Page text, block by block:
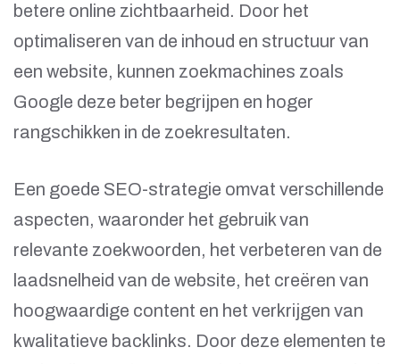
betere online zichtbaarheid. Door het
optimaliseren van de inhoud en structuur van
een website, kunnen zoekmachines zoals
Google deze beter begrijpen en hoger
rangschikken in de zoekresultaten.
Een goede SEO-strategie omvat verschillende
aspecten, waaronder het gebruik van
relevante zoekwoorden, het verbeteren van de
laadsnelheid van de website, het creëren van
hoogwaardige content en het verkrijgen van
kwalitatieve backlinks. Door deze elementen te